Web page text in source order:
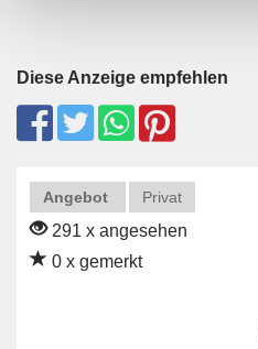
Diese Anzeige empfehlen
Angebot Privat
291 x angesehen
0 x gemerkt